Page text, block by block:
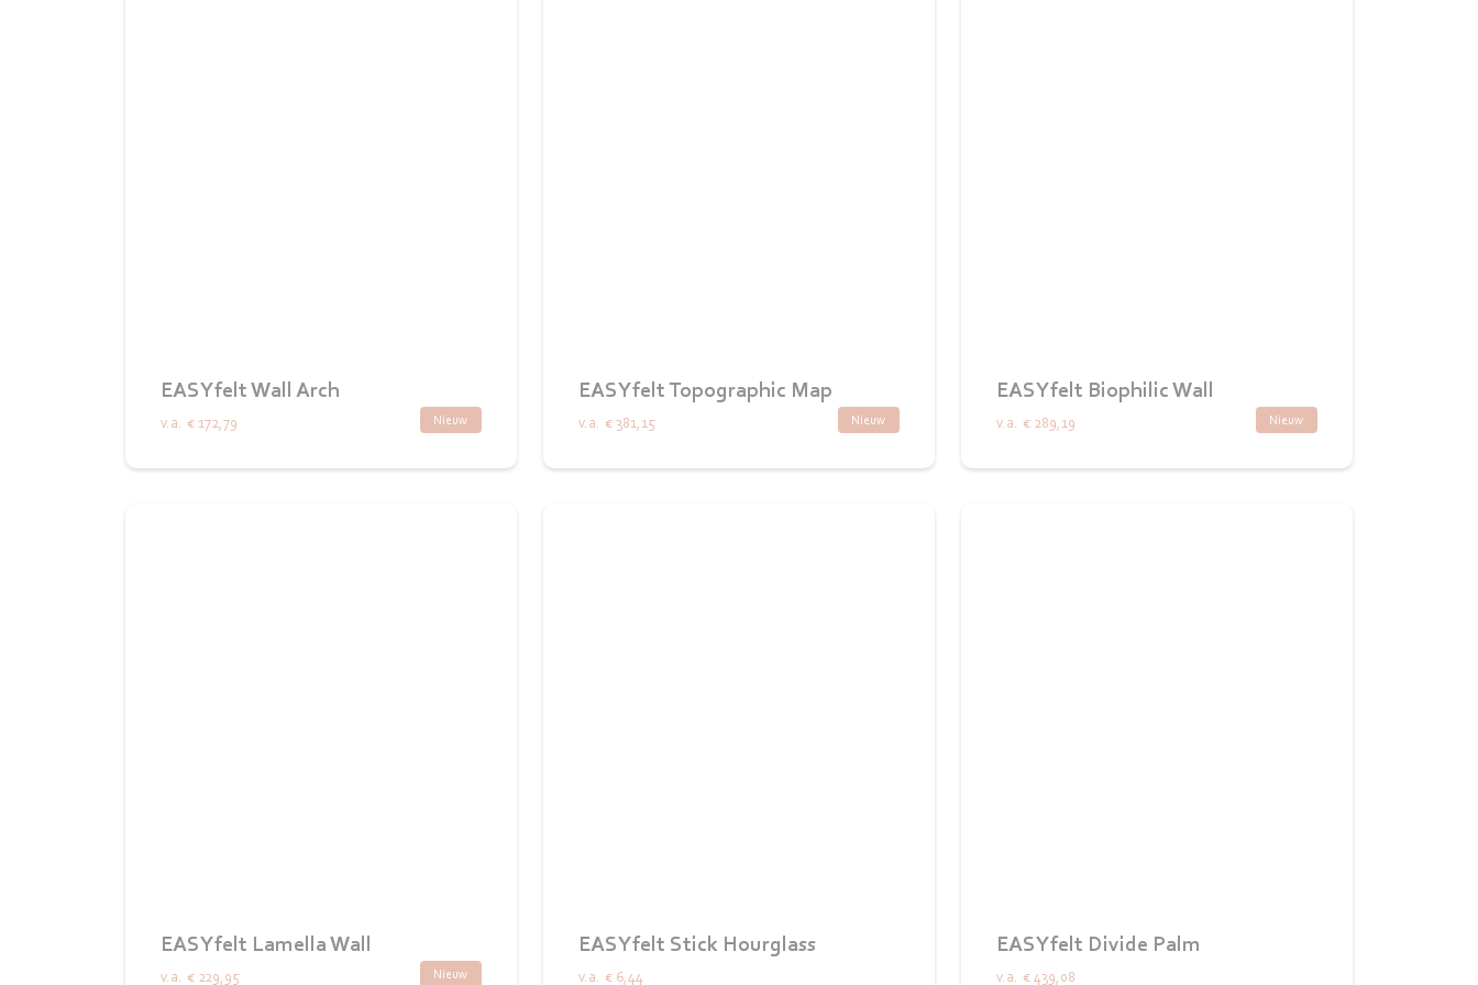
EASYfelt Wall Arch
Nieuw
v.a. € 172,79
EASYfelt Topographic Map
Nieuw
v.a. € 381,15
EASYfelt Biophilic Wall
Nieuw
v.a. € 289,19
EASYfelt Lamella Wall
Nieuw
v.a. € 229,95
EASYfelt Stick Hourglass
v.a. € 6,44
EASYfelt Divide Palm
v.a. € 439,08